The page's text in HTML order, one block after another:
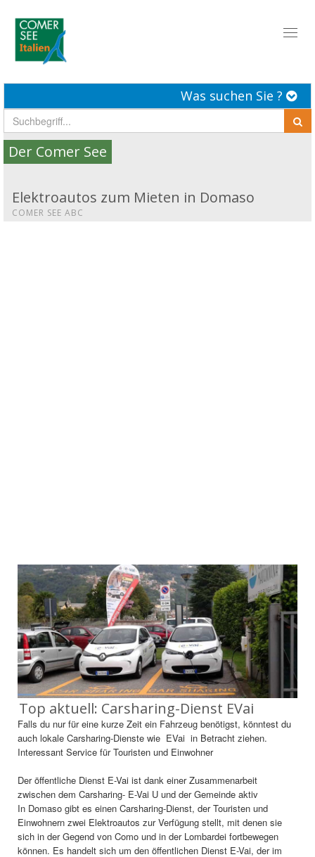
Was suchen Sie ?
Der Comer See
Elektroautos zum Mieten in Domaso
COMER SEE ABC
Top aktuell: Carsharing-Dienst EVai
Falls du nur für eine kurze Zeit ein Fahrzeug benötigst, könntest du
auch lokale Carsharing-Dienste wie EVai in Betracht ziehen.
Interessant Service für Touristen und Einwohner
Der öffentliche Dienst E-Vai ist dank einer Zusammenarbeit
zwischen dem Carsharing- E-Vai U und der Gemeinde aktiv
In Domaso gibt es einen Carsharing-Dienst, der Touristen und
Einwohnern zwei Elektroautos zur Verfügung stellt, mit denen sie
sich in der Gegend von Como und in der Lombardei fortbewegen
können. Es handelt sich um den öffentlichen Dienst E-Vai, der im